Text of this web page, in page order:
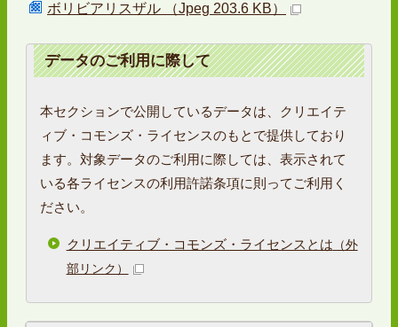
ボリビアリスザル （Jpeg 203.6 KB）
データのご利用に際して
本セクションで公開しているデータは、クリエイテ
ィブ・コモンズ・ライセンスのもとで提供しており
ます。対象データのご利用に際しては、表示されて
いる各ライセンスの利用許諾条項に則ってご利用く
ださい。
クリエイティブ・コモンズ・ライセンスとは （外
部リンク）